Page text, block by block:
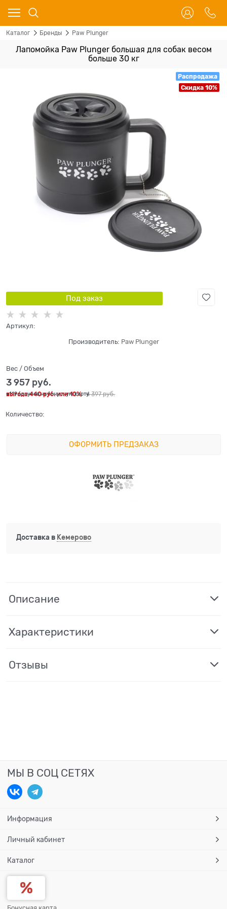
Каталог Бренды Paw Plunger
Лапомойка Paw Plunger большая для собак весом
больше 30 кг
Распродажа
Скидка 10%
Под заказ
Артикул:
Производитель: Paw Plunger
Вес / Объем
4 397 руб.
3 957 руб.
выгода440 руб.или10%
+119 бонусов на бонусную карту
Количество:
ОФОРМИТЬ ПРЕДЗАКАЗ
Доставка в Кемерово
Описание
Характеристики
Отзывы
МЫ В СОЦ СЕТЯХ
Информация
Личный кабинет
Каталог